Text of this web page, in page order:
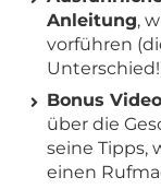
Anleitung,
vorführen
Bonus
über die
seine Tipps,
einen